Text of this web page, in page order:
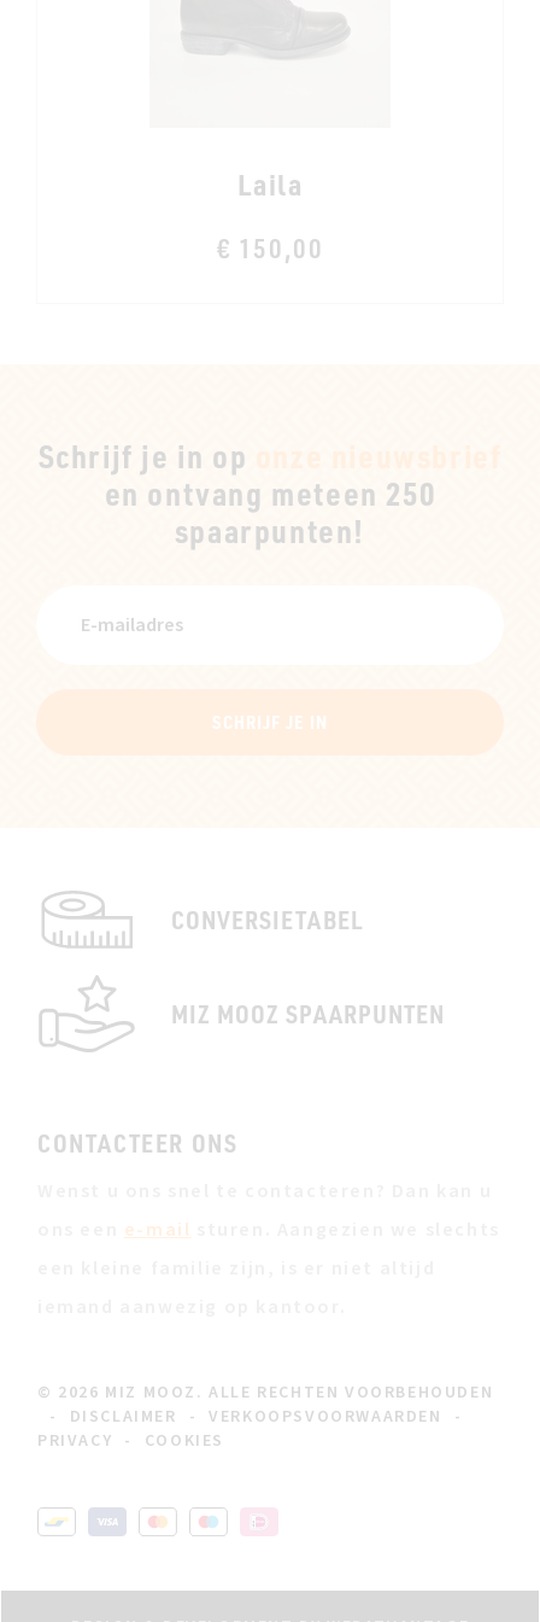
Laila
€ 150,00
Schrijf je in op
en ontvang meteen 250
spaarpunten!
SCHRIJF JE IN
CONVERSIETABEL
MIZ MOOZ SPAARPUNTEN
CONTACTEER ONS
e-mail
© 2026 MIZ MOOZ. ALLE RECHTEN VOORBEHOUDEN
-
DISCLAIMER - VERKOOPSVOORWAARDEN
-
PRIVACY - COOKIES